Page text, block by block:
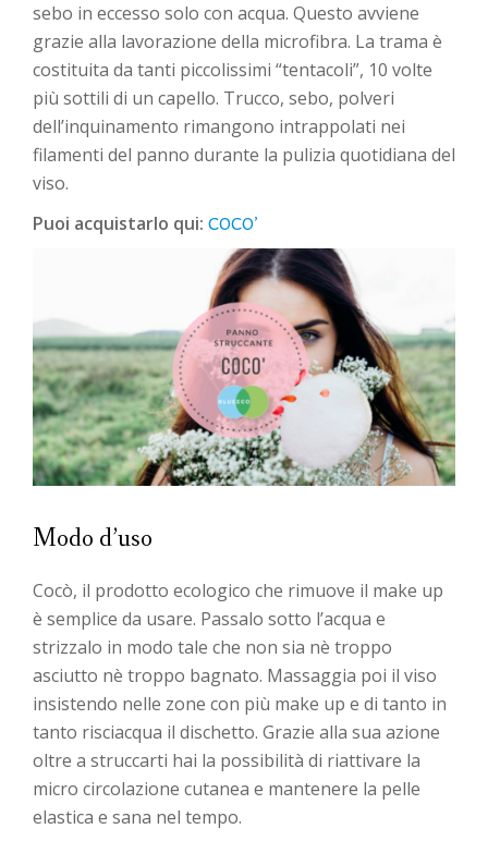
sebo in eccesso solo con acqua. Questo avviene
grazie alla lavorazione della microfibra. La trama è
costituita da tanti piccolissimi “tentacoli”, 10 volte
più sottili di un capello. Trucco, sebo, polveri
dell’inquinamento rimangono intrappolati nei
filamenti del panno durante la pulizia quotidiana del
viso.
Puoi acquistarlo qui: COCO’
Modo d’uso
Cocò, il prodotto ecologico che rimuove il make up
è semplice da usare. Passalo sotto l’acqua e
strizzalo in modo tale che non sia nè troppo
asciutto nè troppo bagnato. Massaggia poi il viso
insistendo nelle zone con più make up e di tanto in
tanto risciacqua il dischetto. Grazie alla sua azione
oltre a struccarti hai la possibilità di riattivare la
micro circolazione cutanea e mantenere la pelle
elastica e sana nel tempo.